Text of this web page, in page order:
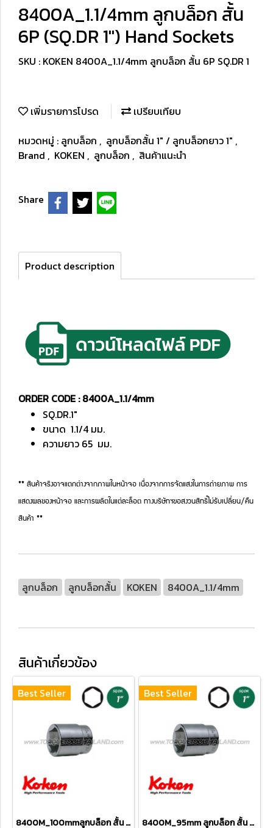
8400A_1.1/4mm ลูกบล็อก สั้น
6P (SQ.DR 1") Hand Sockets
SKU : KOKEN 8400A_1.1/4mm ลูกบล็อก สั้น 6P SQ.DR 1
เพิ่มรายการโปรด
เปรียบเทียบ
หมวดหมู่ : ลูกบล็อก , ลูกบล็อกสั้น 1" / ลูกบล็อกยาว 1" ,
Brand , KOKEN , ลูกบล็อก , สินค้าแนะนำ
Share
Product description
ORDER CODE : 8400A_1.1/4mm
SQ.DR.1"
ขนาด 1.1/4 มม.
ความยาว 65 มม.
** สินค้าจริงอาจแตกต่างจากภาพในหน้าจอ เนื่องจากการจัดแสงในการถ่ายภาพ การ
แสดงผลของหน้าจอ และการผลิตในแต่ละล็อต ทางบริษัทฯขอสงวนสิทธิ์ไม่รับเปลี่ยน/คืน
สินค้า **
ลูกบล็อก ลูกบล็อกสั้น KOKEN 8400A_1.1/4mm
สินค้าเกี่ยวข้อง
Best Seller
8400M_100mmลูกบล็อก สั้น 6P (SQ.DR 1") Hand Sockets
Best Seller
8400M_95mm ลูกบล็อก สั้น 6P (SQ.DR 1") Hand Sockets